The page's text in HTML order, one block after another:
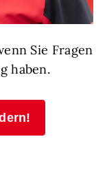
Sie Fragen
haben.